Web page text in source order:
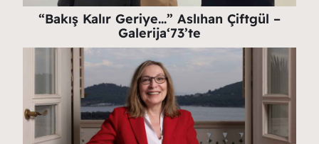
“Bakış Kalır Geriye…” Aslıhan Çiftgül –
Galerija‘73’te